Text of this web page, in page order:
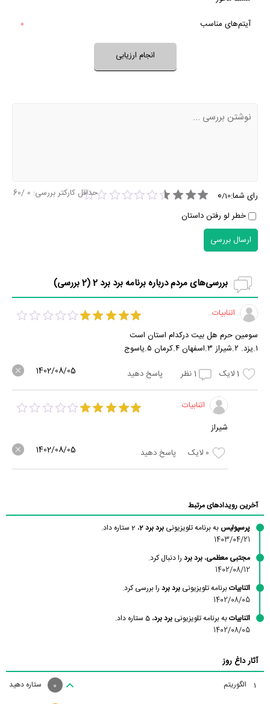
آیتم‌های مناسب
0
انجام ارزیابی
رای شما: 0/10
خطر لو رفتن داستان
حداقل کارکتر بررسی: 0
/60
ارسال بررسی
بررسی‌های مردم درباره برنامه برد برد 2 ( 2بررسی)
اتنابیات
سومین حرم هل بیت درکدام استان است
۱.یزد. ۲.شیراز ۳.اسفهان ۴.کرمان ۵.یاسوج
1لایک 1نظر پاسخ دهید 1402/08/05
اتنابیات
شیراز
0 لایک پاسخ دهید 1402/08/05
آخرین رویدادهای مرتبط
پرسپولیس به برنامه تلویزیونی برد برد 2 ، 2 ستاره داد.
1403/04/21
مجتبی معظمی، برد برد را دنبال کرد.
1402/08/12
اتنابیاتبرنامه تلویزیونی برد برد را بررسی کرد.
1402/08/05
اتنابیاتبه برنامه تلویزیونی برد برد، 5 ستاره داد.
1402/08/05
آثار داغ روز
1 الگوریتم ستاره دهید 0